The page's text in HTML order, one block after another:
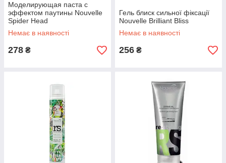
Моделирующая паста с
эффектом паутины Nouvelle
Spider Head
Немає в наявності
278 ₴
Гель блиск сильної фіксації
Nouvelle Brilliant Bliss
Немає в наявності
256 ₴